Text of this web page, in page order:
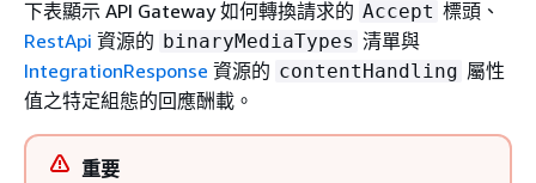
下表顯示 API Gateway 如何轉換請求的 Accept 標頭、
RestApi 資源的 binaryMediaTypes 清單與
IntegrationResponse 資源的 contentHandling 屬性
值之特定組態的回應酬載。
重要